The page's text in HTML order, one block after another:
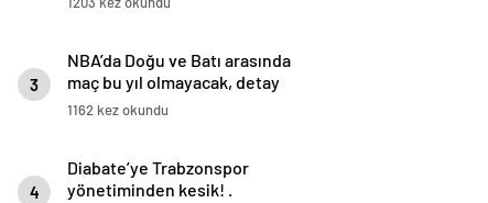
3
NBA’da Doğu ve Batı arasında
maç bu yıl olmayacak, detay
haberimizde.
1162 kez okundu
4
Diabate’ye Trabzonspor
yönetiminden kesik! .